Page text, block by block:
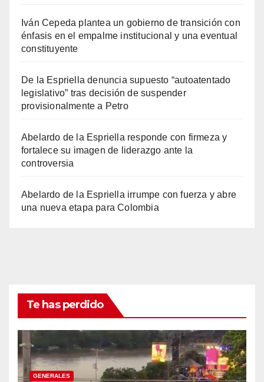
Iván Cepeda plantea un gobierno de transición con
énfasis en el empalme institucional y una eventual
constituyente
De la Espriella denuncia supuesto “autoatentado
legislativo” tras decisión de suspender
provisionalmente a Petro
Abelardo de la Espriella responde con firmeza y
fortalece su imagen de liderazgo ante la
controversia
Abelardo de la Espriella irrumpe con fuerza y abre
una nueva etapa para Colombia
Te has perdido
GENERALES